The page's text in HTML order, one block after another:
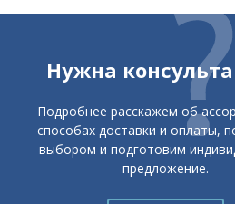
Нужна
Подробнее расскажем об
способах доставки и оплаты,
выбором и подготовим
предложение.